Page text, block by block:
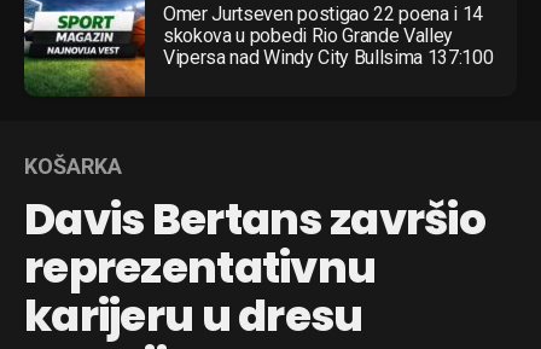
Omer Jurtseven postigao 22 poena i 14
skokova u pobedi Rio Grande Valley
Vipersa nad Windy City Bullsima 137:100
KOŠARKA
Davis Bertans završio
reprezentativnu
karijeru u dresu